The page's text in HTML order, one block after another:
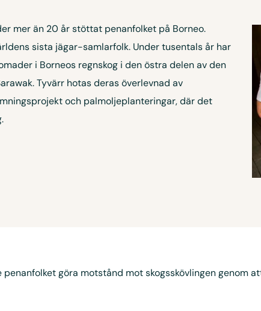
mer än 20 år stöttat penanfolket på Borneo.
sista jägar-samlarfolk. Under tusentals år har
i Borneos regnskog i den östra delen av den
Tyvärr hotas deras överlevnad av
och palmoljeplanteringar, där det
göra motstånd mot skogsskövlingen genom